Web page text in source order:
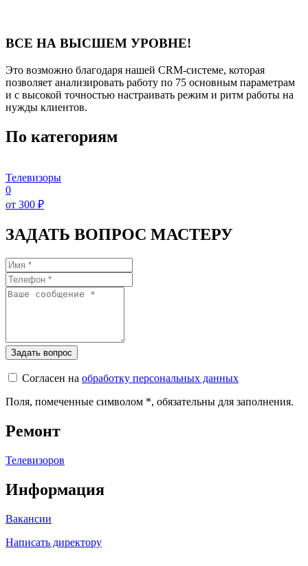
ВСЕ НА ВЫСШЕМ УРОВНЕ!
Это возможно благодаря нашей CRM-системе, которая
позволяет анализировать работу по 75 основным параметрам
и с высокой точностью настраивать режим и ритм работы на
нужды клиентов.
По категориям
Телевизоры
0
от 300 ₽
ЗАДАТЬ ВОПРОС МАСТЕРУ
Согласен на обработку персональных данных
Поля, помеченные символом *, обязательны для заполнения.
Ремонт
Телевизоров
Информация
Вакансии
Написать директору